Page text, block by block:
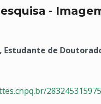
-
Estudante de